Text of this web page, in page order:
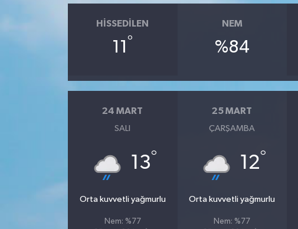
HISSEDILEN
11 °
NEM
%84
24 MART
SALI
13°
Orta kuvvetli yağmurlu
Nem: %77
25 MART
ÇARŞAMBA
12°
Orta kuvvetli yağmurlu
Nem: %77